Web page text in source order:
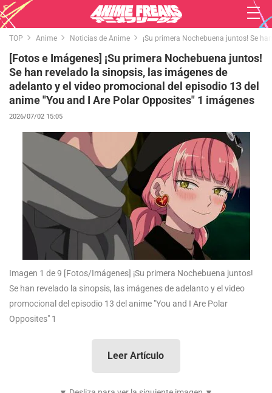
TOP Anime Noticias de Anime ¡Su primera Nochebuena juntos! Se
[Fotos e Imágenes] ¡Su primera Nochebuena juntos!
Se han revelado la sinopsis, las imágenes de
adelanto y el video promocional del episodio 13 del
anime "You and I Are Polar Opposites" 1 imágenes
2026/07/02 15:05
Imagen 1 de 9 [Fotos/Imágenes] ¡Su primera Nochebuena juntos!
Se han revelado la sinopsis, las imágenes de adelanto y el video
promocional del episodio 13 del anime "You and I Are Polar
Opposites" 1
Leer Artículo